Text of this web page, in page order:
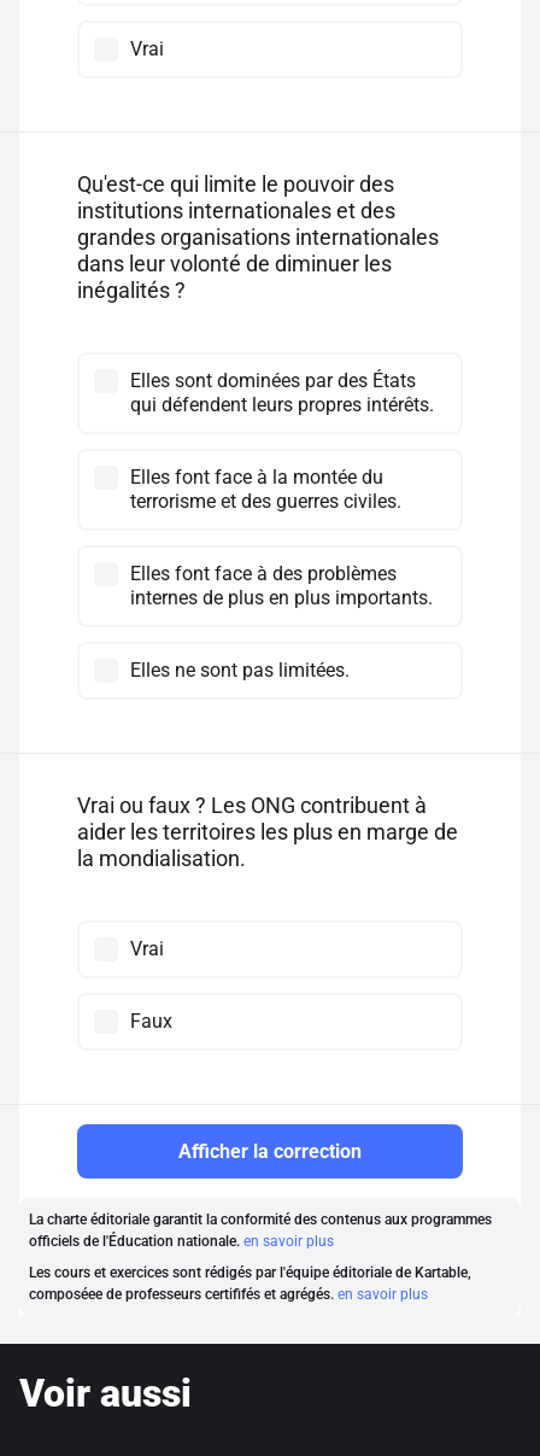
Vrai
Qu'est-ce qui limite le pouvoir des
institutions internationales et des
grandes organisations internationales
dans leur volonté de diminuer les
inégalités ?
Elles sont dominées par des États
qui défendent leurs propres intérêts.
Elles font face à la montée du
terrorisme et des guerres civiles.
Elles font face à des problèmes
internes de plus en plus importants.
Elles ne sont pas limitées.
Vrai ou faux ? Les ONG contribuent à
aider les territoires les plus en marge de
la mondialisation.
Vrai
Faux
Afficher la correction
La charte éditoriale garantit la conformité des contenus aux programmes
officiels de l'Éducation nationale. en savoir plus
Les cours et exercices sont rédigés par l'équipe éditoriale de Kartable,
composéee de professeurs certififés et agrégés. en savoir plus
Voir aussi